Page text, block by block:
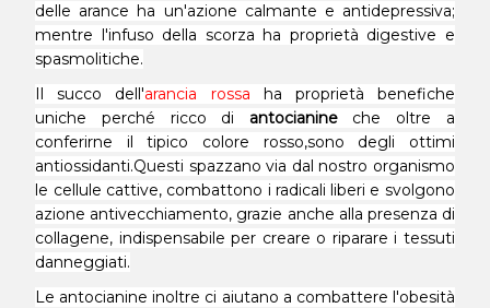
delle arance ha un'azione calmante e antidepressiva;
mentre l'infuso della scorza ha proprietà digestive e
spasmolitiche.
Il succo dell'arancia rossa ha proprietà benefiche
uniche perché ricco di antocianine che oltre a
conferirne il tipico colore rosso,sono degli ottimi
antiossidanti.Questi spazzano via dal nostro organismo
le cellule cattive, combattono i radicali liberi e svolgono
azione antivecchiamento, grazie anche alla presenza di
collagene, indispensabile per creare o riparare i tessuti
danneggiati.
Le antocianine inoltre ci aiutano a combattere l'obesità